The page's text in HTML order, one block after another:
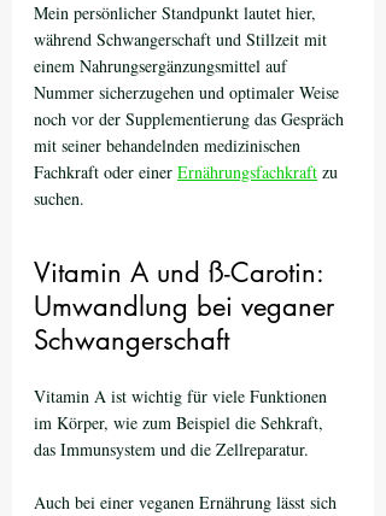
Mein persönlicher Standpunkt lautet hier,
während Schwangerschaft und Stillzeit mit
einem Nahrungsergänzungsmittel auf
Nummer sicherzugehen und optimaler Weise
noch vor der Supplementierung das Gespräch
mit seiner behandelnden medizinischen
Fachkraft oder einer Ernährungsfachkraft zu
suchen.
Vitamin A und ß-Carotin:
Umwandlung bei veganer
Schwangerschaft
Vitamin A ist wichtig für viele Funktionen
im Körper, wie zum Beispiel die Sehkraft,
das Immunsystem und die Zellreparatur.
Auch bei einer veganen Ernährung lässt sich